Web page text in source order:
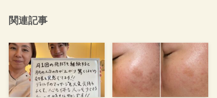
関連記事